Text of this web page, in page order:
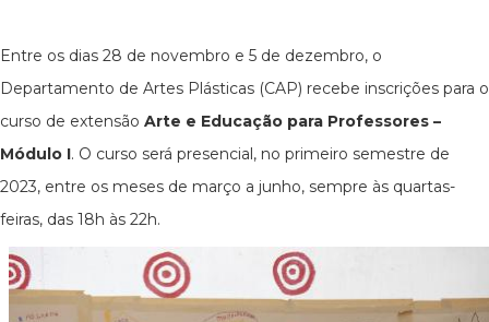
Entre os dias 28 de novembro e 5 de dezembro, o
Departamento de Artes Plásticas (CAP) recebe inscrições para o
curso de extensão Arte e Educação para Professores –
Módulo I. O curso será presencial, no primeiro semestre de
2023, entre os meses de março a junho, sempre às quartas-
feiras, das 18h às 22h.